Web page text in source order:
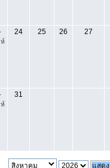
24 25 26 27
31